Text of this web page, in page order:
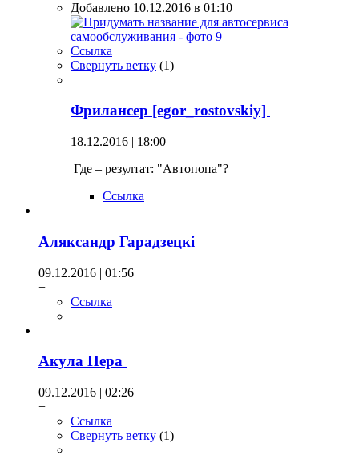
Добавлено 10.12.2016 в 01:10
Ссылка
Свернуть ветку (1)
Фрилансер [egor_rostovskiy]
18.12.2016 | 18:00
Где – резултат: "Автопопа"?
Ссылка
Аляксандр Гарадзецкi
09.12.2016 | 01:56
+
Ссылка
Акула Пера
09.12.2016 | 02:26
+
Ссылка
Свернуть ветку (1)